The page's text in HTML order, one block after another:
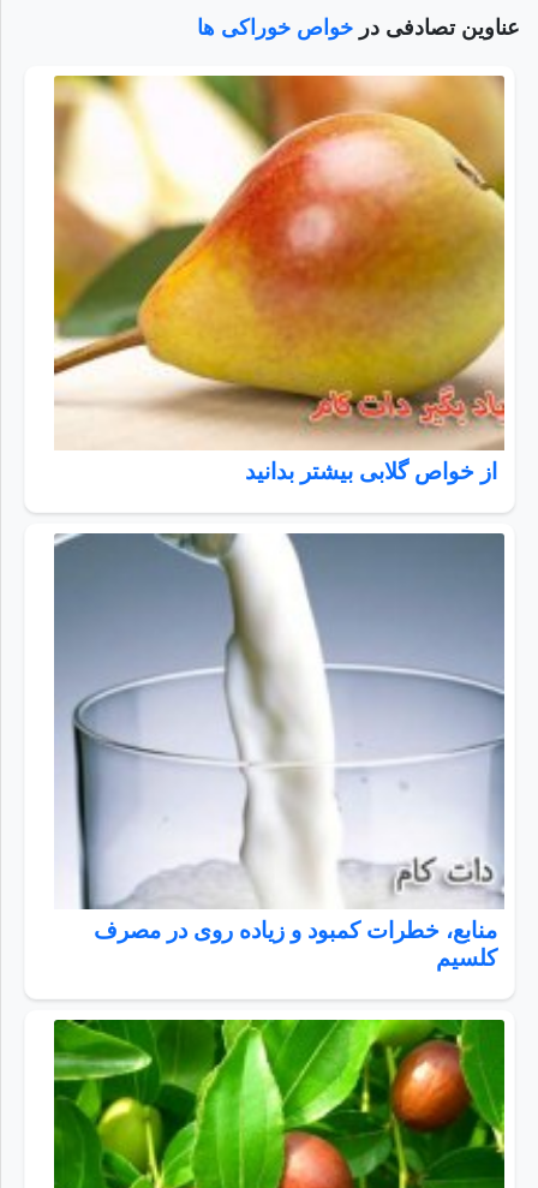
عناوین تصادفی در خواص خوراکی ها
از خواص گلابی بیشتر بدانید
منابع، خطرات کمبود و زیاده روی در مصرف
کلسیم